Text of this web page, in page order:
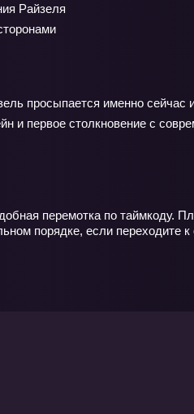
Райзеля
просыпается именно
первое столкновение с
перемотка по
порядке, если переходите к